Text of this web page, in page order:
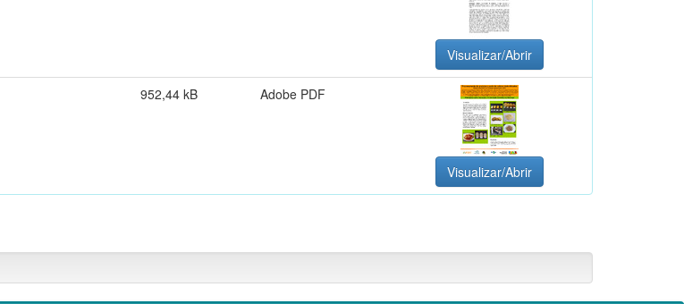
Visualizar/Abrir
952,44 kB Adobe PDF
Visualizar/Abrir